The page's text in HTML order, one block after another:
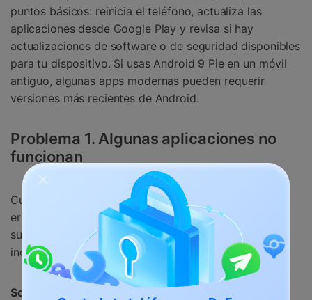
puntos básicos: reinicia el teléfono, actualiza las
aplicaciones desde Google Play y revisa si hay
actualizaciones de software o de seguridad disponibles
para tu dispositivo. Si usas Android 9 Pie en un móvil
antiguo, algunas apps modernas pueden requerir
versiones más recientes de Android.
Problema 1. Algunas aplicaciones no
funcionan
Cuando una app se cierra sola, no abre o muestra
errores después de actualizar a Android Pie, la causa
suele ser una versión antigua, datos dañados o
incompatibilidad con el sistema.
Solución: abre Google Play Store y actualiza la